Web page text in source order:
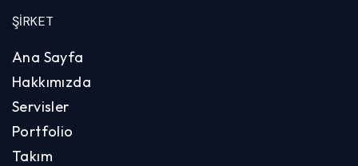
ŞIRKET
Ana Sayfa
Hakkımızda
Servisler
Portfolio
Takım